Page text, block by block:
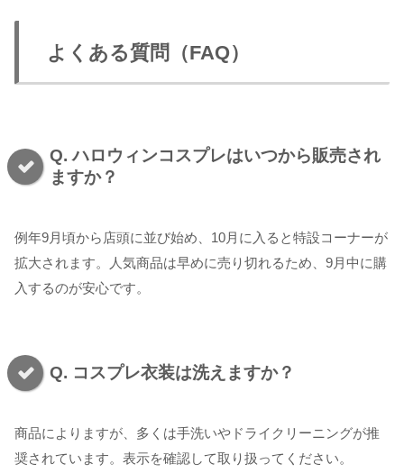
よくある質問（FAQ）
Q. ハロウィンコスプレはいつから販売され
ますか？
例年9月頃から店頭に並び始め、10月に入ると特設コーナーが
拡大されます。人気商品は早めに売り切れるため、9月中に購
入するのが安心です。
Q. コスプレ衣装は洗えますか？
商品によりますが、多くは手洗いやドライクリーニングが推
奨されています。表示を確認して取り扱ってください。